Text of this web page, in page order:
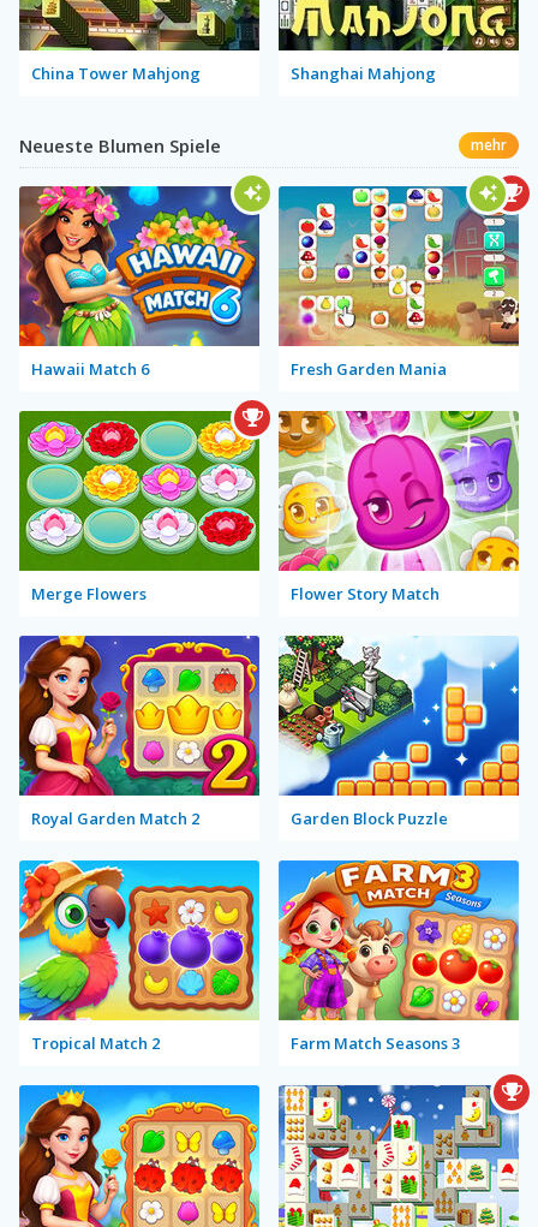
China Tower Mahjong Shanghai Mahjong
Neueste Blumen Spiele mehr
Hawaii Match 6 Fresh Garden Mania
Merge Flowers Flower Story Match
Royal Garden Match 2 Garden Block Puzzle
Tropical Match 2 Farm Match Seasons 3